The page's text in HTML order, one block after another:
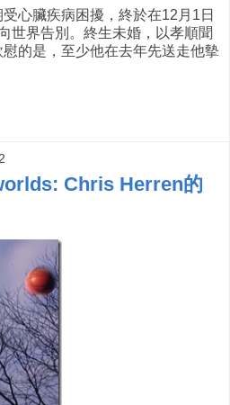
心臟疾病困擾，終於在12月1日
世界告別。終生未婚，以孝順聞
的是，至少他在去年先送走他摰
Chris Herren的